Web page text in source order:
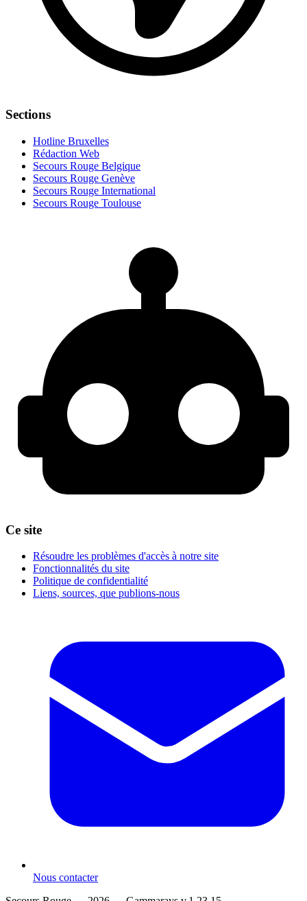
Sections
Hotline Bruxelles
Rédaction Web
Secours Rouge Belgique
Secours Rouge Genève
Secours Rouge International
Secours Rouge Toulouse
Ce site
Résoudre les problèmes d'accès à notre site
Fonctionnalités du site
Politique de confidentialité
Liens, sources, que publions-nous
Nous contacter